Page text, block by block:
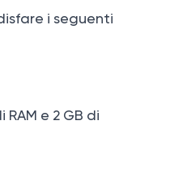
i seguenti
e 2 GB di